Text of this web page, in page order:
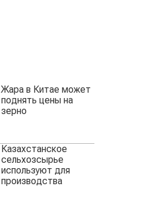
Жара в Китае может
поднять цены на
зерно
Казахстанское
сельхозсырье
используют для
производства